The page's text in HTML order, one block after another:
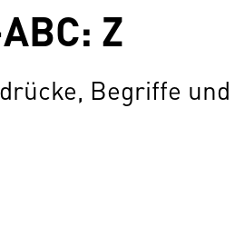
Z
Begriffe und